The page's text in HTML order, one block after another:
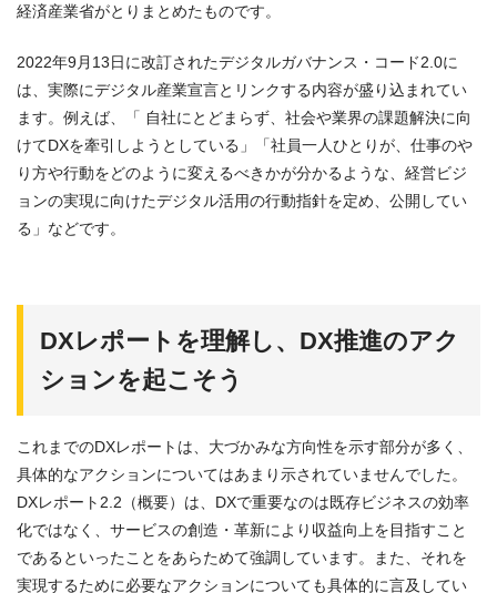
経済産業省がとりまとめたものです。
2022年9月13日に改訂されたデジタルガバナンス・コード2.0に
は、実際にデジタル産業宣言とリンクする内容が盛り込まれてい
ます。例えば、「 ⾃社にとどまらず、社会や業界の課題解決に向
けてDXを牽引しようとしている」「社員⼀⼈ひとりが、仕事のや
り⽅や⾏動をどのように変えるべきかが分かるような、経営ビジ
ョンの実現に向けたデジタル活⽤の⾏動指針を定め、公開してい
る」などです。
DXレポートを理解し、DX推進のアク
ションを起こそう
これまでのDXレポートは、大づかみな方向性を示す部分が多く、
具体的なアクションについてはあまり示されていませんでした。
DXレポート2.2（概要）は、DXで重要なのは既存ビジネスの効率
化ではなく、サービスの創造・革新により収益向上を目指すこと
であるといったことをあらためて強調しています。また、それを
実現するために必要なアクションについても具体的に言及してい